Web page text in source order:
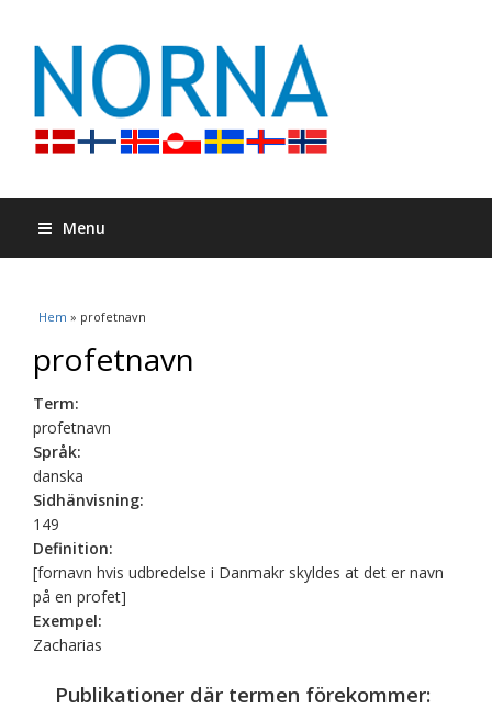
Menu
Du är här
Hem » profetnavn
profetnavn
Term:
profetnavn
Språk:
danska
Sidhänvisning:
149
Definition:
[fornavn hvis udbredelse i Danmakr skyldes at det er navn
på en profet]
Exempel:
Zacharias
Publikationer där termen förekommer: